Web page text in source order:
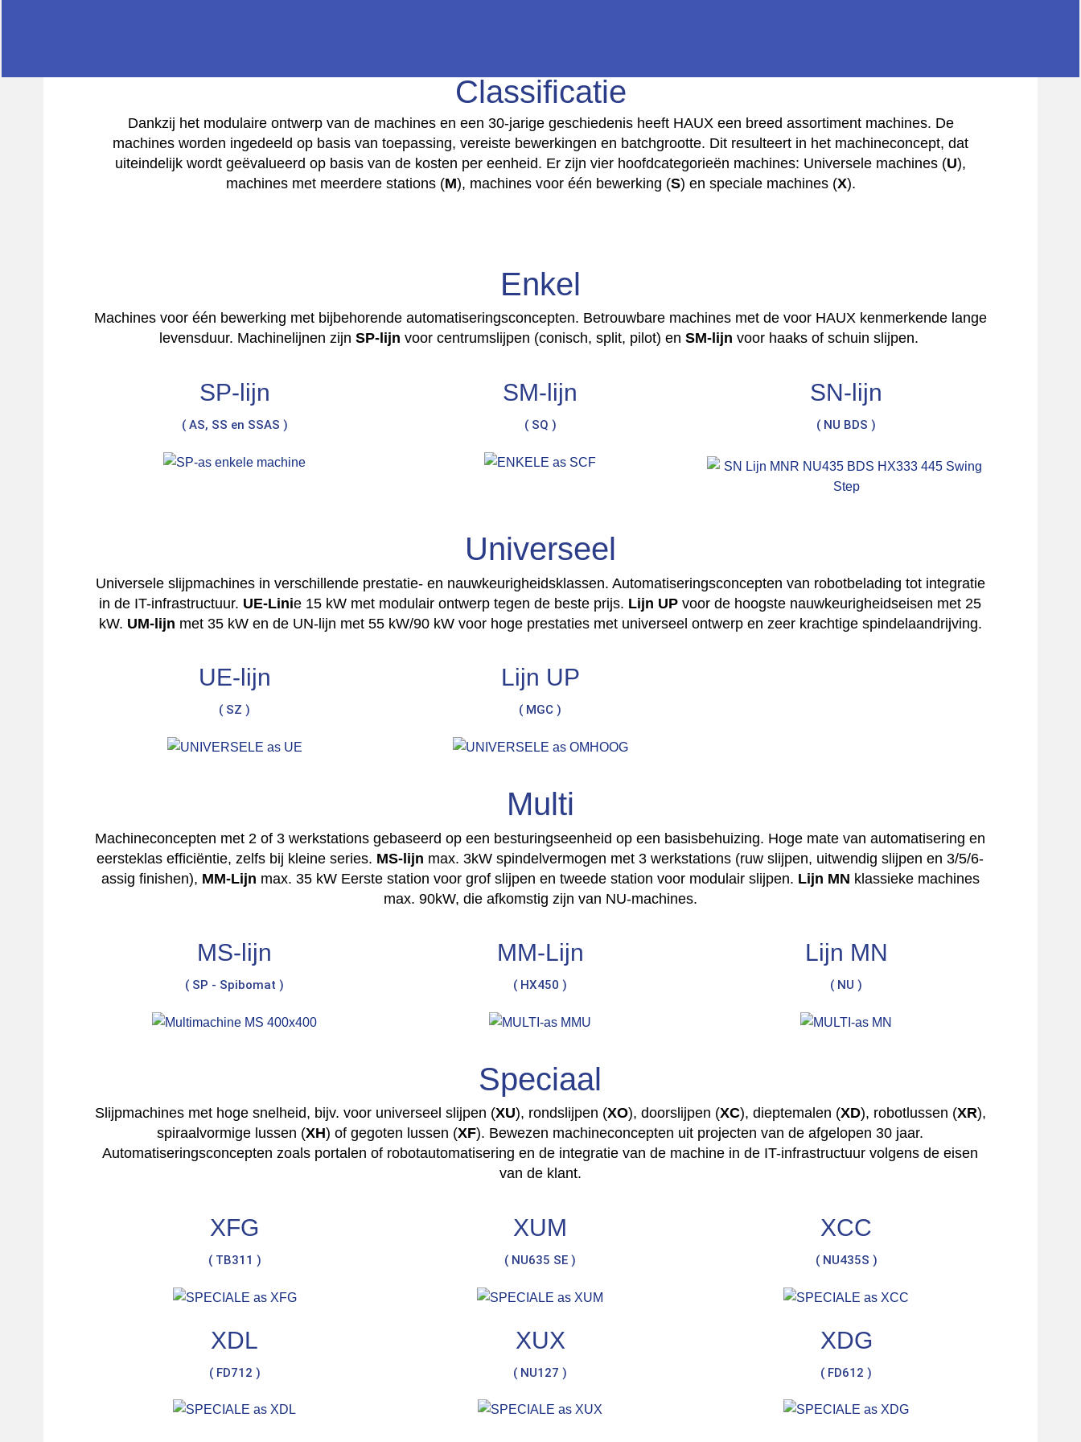
Universele
slijpmachines
Classificatie
Dankzij het modulaire ontwerp van de machines en een 30-jarige geschiedenis heeft HAUX een breed assortiment machines. De
machines worden ingedeeld op basis van toepassing, vereiste bewerkingen en batchgrootte. Dit resulteert in het machineconcept, dat
uiteindelijk wordt geëvalueerd op basis van de kosten per eenheid. Er zijn vier hoofdcategorieën machines: Universele machines (U),
machines met meerdere stations (M), machines voor één bewerking (S) en speciale machines (X).
Enkel
Machines voor één bewerking met bijbehorende automatiseringsconcepten. Betrouwbare machines met de voor HAUX kenmerkende lange
levensduur. Machinelijnen zijn SP-lijn voor centrumslijpen (conisch, split, pilot) en SM-lijn voor haaks of schuin slijpen.
SP-lijn
( AS, SS en SSAS )
SM-lijn
( SQ )
SN-lijn
( NU BDS )
Universeel
Universele slijpmachines in verschillende prestatie- en nauwkeurigheidsklassen. Automatiseringsconcepten van robotbelading tot integratie
in de IT-infrastructuur. UE-Linie 15 kW met modulair ontwerp tegen de beste prijs. Lijn UP voor de hoogste nauwkeurigheidseisen met 25
kW. UM-lijn met 35 kW en de UN-lijn met 55 kW/90 kW voor hoge prestaties met universeel ontwerp en zeer krachtige spindelaandrijving.
UE-lijn
( SZ )
Lijn UP
( MGC )
Multi
Machineconcepten met 2 of 3 werkstations gebaseerd op een besturingseenheid op een basisbehuizing. Hoge mate van automatisering en
eersteklas efficiëntie, zelfs bij kleine series. MS-lijn max. 3kW spindelvermogen met 3 werkstations (ruw slijpen, uitwendig slijpen en 3/5/6-
assig finishen), MM-Lijn max. 35 kW Eerste station voor grof slijpen en tweede station voor modulair slijpen. Lijn MN klassieke machines
max. 90kW, die afkomstig zijn van NU-machines.
MS-lijn
( SP - Spibomat )
MM-Lijn
( HX450 )
Lijn MN
( NU )
Speciaal
Slijpmachines met hoge snelheid, bijv. voor universeel slijpen (XU), rondslijpen (XO), doorslijpen (XC), dieptemalen (XD), robotlussen (XR),
spiraalvormige lussen (XH) of gegoten lussen (XF). Bewezen machineconcepten uit projecten van de afgelopen 30 jaar.
Automatiseringsconcepten zoals portalen of robotautomatisering en de integratie van de machine in de IT-infrastructuur volgens de eisen
van de klant.
XFG
( TB311 )
XUM
( NU635 SE )
XCC
( NU435S )
XDL
( FD712 )
XUX
( NU127 )
XDG
( FD612 )